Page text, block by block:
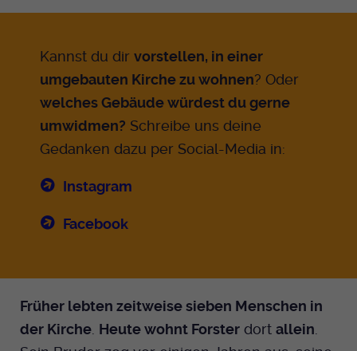
Kannst du dir vorstellen, in einer
umgebauten Kirche zu wohnen? Oder
welches Gebäude würdest du gerne
umwidmen? Schreibe uns deine
Gedanken dazu per Social-Media in:
Instagram
Facebook
Früher lebten zeitweise sieben Menschen in
der Kirche Heute wohnt Forster dort allein